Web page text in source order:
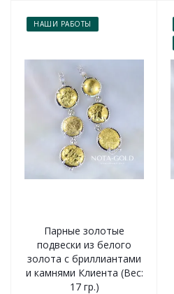
НАШИ РАБОТЫ
Парные золотые
подвески из белого
золота с бриллиантами
и камнями Клиента (Вес:
17 гр.)